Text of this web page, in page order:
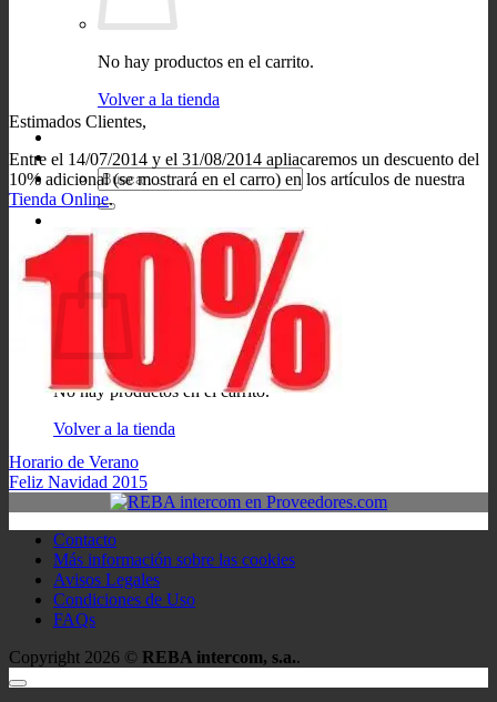
No hay productos en el carrito.
Volver a la tienda
Buscar
por:
0
No hay productos en el carrito.
Volver a la tienda
Estimados Clientes,
Entre el 14/07/2014 y el 31/08/2014 apliacaremos un descuento del
10% adicional (se mostrará en el carro) en los artículos de nuestra
Tienda Online.
Horario de Verano
Feliz Navidad 2015
Contacto
Más información sobre las cookies
Avisos Legales
Condiciones de Uso
FAQs
Copyright 2026 © REBA intercom, s.a..